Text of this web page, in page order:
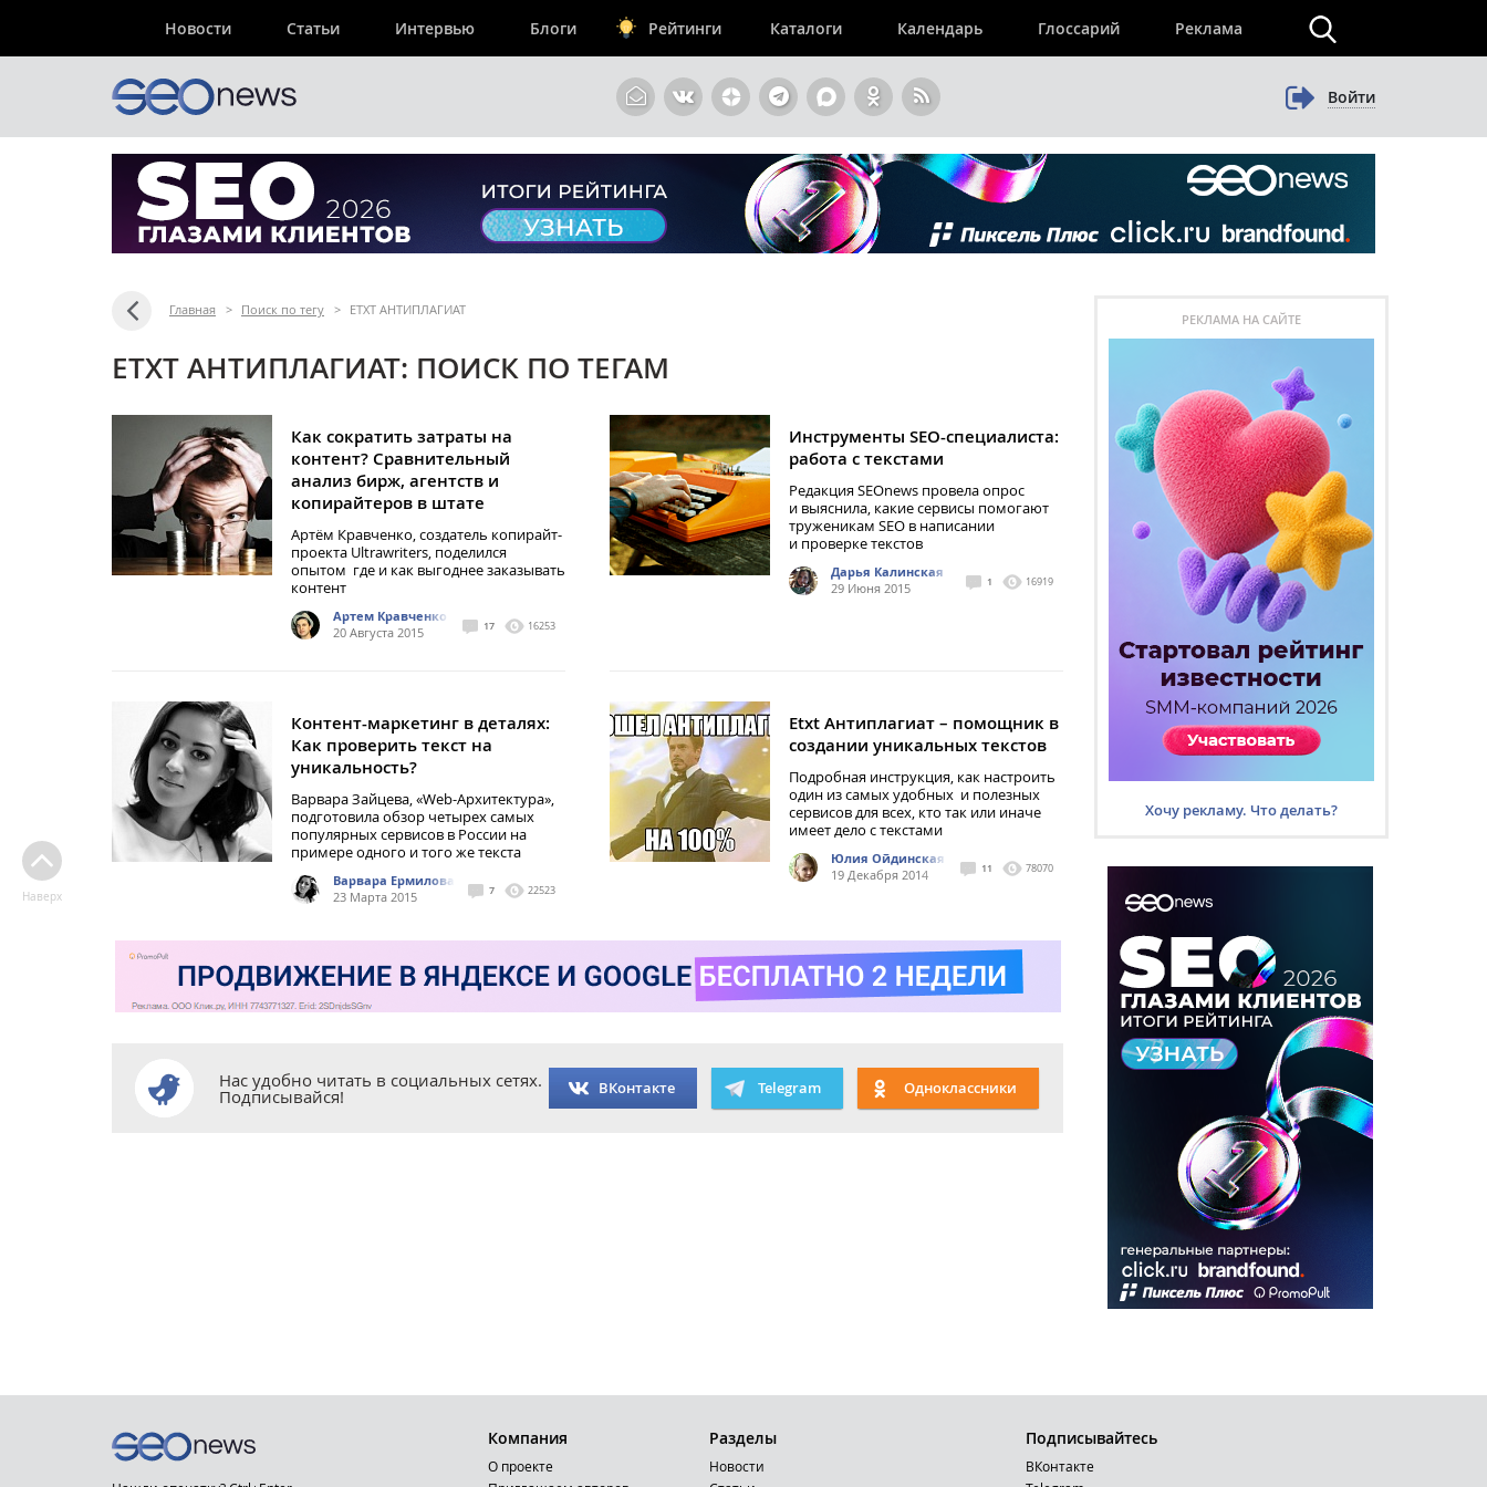
Новости Статьи Интервью Блоги Рейтинги Каталоги Календарь Глоссарий Реклама
Войти
Главная > Поиск по тегу > ETXT АНТИПЛАГИАТ
ETXT АНТИПЛАГИАТ: ПОИСК ПО ТЕГАМ
Как сократить затраты на
контент? Сравнительный
анализ бирж, агентств и
копирайтеров в штате
Артём Кравченко, создатель копирайт-
проекта Ultrawriters, поделился
опытом где и как выгоднее заказывать
контент
Артем Кравченко
20 Августа 2015
17 16253
Инструменты SEO-специалиста:
работа с текстами
Редакция SEOnews провела опрос
и выяснила, какие сервисы помогают
труженикам SEO в написании
и проверке текстов
Дарья Калинская
29 Июня 2015
1 16919
Контент-маркетинг в деталях:
Как проверить текст на
уникальность?
Варвара Зайцева, «Web-Архитектура»,
подготовила обзор четырех самых
популярных сервисов в России на
примере одного и того же текста
Варвара Ермилова
23 Марта 2015
7 22523
Etxt Антиплагиат – помощник в
создании уникальных текстов
Подробная инструкция, как настроить
один из самых удобных и полезных
сервисов для всех, кто так или иначе
имеет дело с текстами
Юлия Ойдинская
19 Декабря 2014
11 78070
Нас удобно читать в социальных сетях.
Подписывайся! ВКонтакте Telegram Одноклассники
Наверх
РЕКЛАМА НА САЙТЕ
Хочу рекламу. Что делать?
Компания
О проекте
Разделы
Новости
Подписывайтесь
ВКонтакте